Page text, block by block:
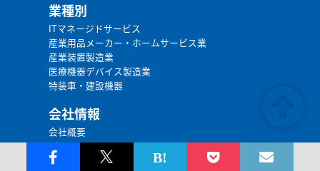
業種別
ITマネージドサービス
産業用品メーカー・ホームサービス業
産業装置製造業
医療機器デバイス製造業
特装車・建設機器
会社情報
会社概要
パートナー
採用情報